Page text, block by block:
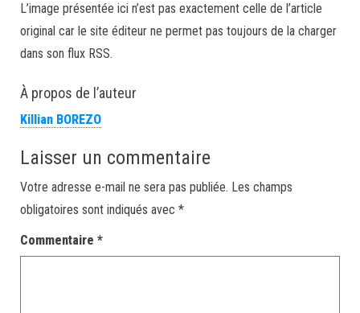
L’image présentée ici n’est pas exactement celle de l’article
original car le site éditeur ne permet pas toujours de la charger
dans son flux RSS.
À propos de l’auteur
Killian BOREZO
Laisser un commentaire
Votre adresse e-mail ne sera pas publiée. Les champs
obligatoires sont indiqués avec *
Commentaire *